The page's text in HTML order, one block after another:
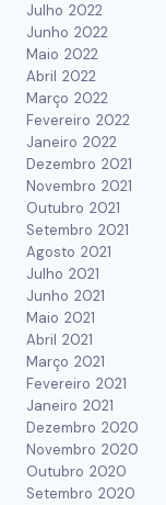
Julho 2022
Junho 2022
Maio 2022
Abril 2022
Março 2022
Fevereiro 2022
Janeiro 2022
Dezembro 2021
Novembro 2021
Outubro 2021
Setembro 2021
Agosto 2021
Julho 2021
Junho 2021
Maio 2021
Abril 2021
Março 2021
Fevereiro 2021
Janeiro 2021
Dezembro 2020
Novembro 2020
Outubro 2020
Setembro 2020